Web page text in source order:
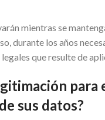
mientras se
durante los años
que resulte de
para
sus datos?